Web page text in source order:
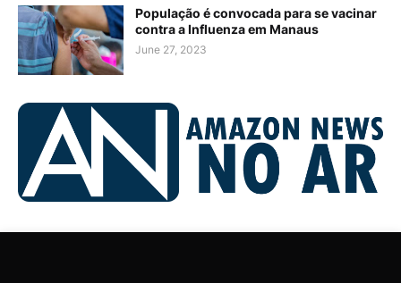
População é convocada para se vacinar
contra a Influenza em Manaus
June 27, 2023